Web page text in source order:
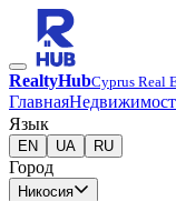
RealtyHubCyprus Real
Главная
Язык
EN UA RU
Город
Никосия